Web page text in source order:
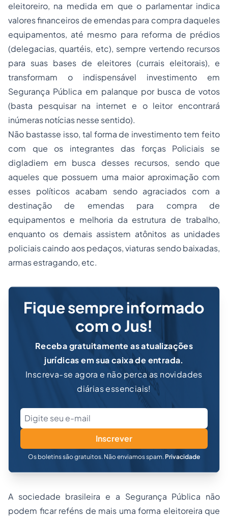
eleitoreiro, na medida em que o parlamentar indica
valores financeiros de emendas para compra daqueles
equipamentos, até mesmo para reforma de prédios
(delegacias, quartéis, etc), sempre vertendo recursos
para suas bases de eleitores (currais eleitorais), e
transformam o indispensável investimento em
Segurança Pública em palanque por busca de votos
(basta pesquisar na internet e o leitor encontrará
inúmeras notícias nesse sentido).
Não bastasse isso, tal forma de investimento tem feito
com que os integrantes das forças Policiais se
digladiem em busca desses recursos, sendo que
aqueles que possuem uma maior aproximação com
esses políticos acabam sendo agraciados com a
destinação de emendas para compra de
equipamentos e melhoria da estrutura de trabalho,
enquanto os demais assistem atônitos as unidades
policiais caindo aos pedaços, viaturas sendo baixadas,
armas estragando, etc.
Fique sempre informado
com o Jus!
Receba gratuitamente as atualizações
jurídicas em sua caixa de entrada.
Inscreva-se agora e não perca as novidades
diárias essenciais!
Inscrever
Os boletins são gratuitos. Não enviamos spam. Privacidade
A sociedade brasileira e a Segurança Pública não
podem ficar reféns de mais uma forma eleitoreira que